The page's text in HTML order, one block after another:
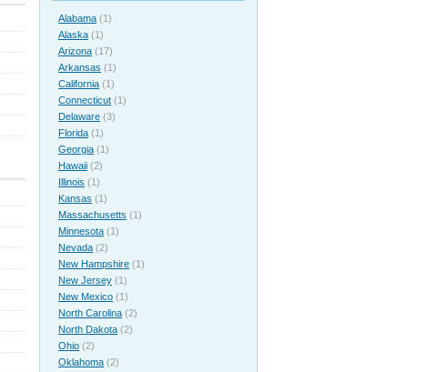
Alabama (1)
Alaska (1)
Arizona (17)
Arkansas (1)
California (1)
Connecticut (1)
Delaware (3)
Florida (1)
Georgia (1)
Hawaii (2)
Illinois (1)
Kansas (1)
Massachusetts (1)
Minnesota (1)
Nevada (2)
New Hampshire (1)
New Jersey (1)
New Mexico (1)
North Carolina (2)
North Dakota (2)
Ohio (2)
Oklahoma (2)